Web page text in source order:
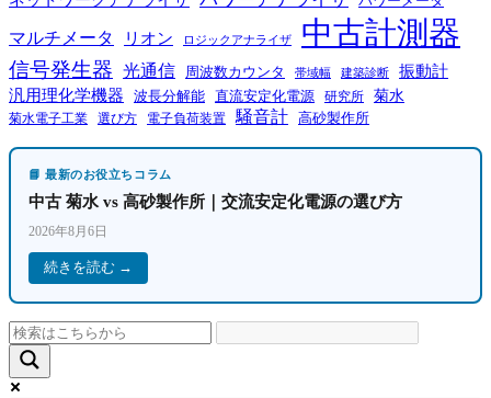
マルチメータ リオン ロジックアナライザ 中古計測器
信号発生器 光通信 周波数カウンタ 帯域幅 建築診断
振動計
汎用理化学機器
波長分解能 直流安定化電源 研究所 菊水
菊水電子工業 選び方 電子負荷装置 騒音計 高砂製作所
📘 最新のお役立ちコラム
中古 菊水 vs 高砂製作所｜交流安定化電源の選び方
2026年8月6日
続きを読む →